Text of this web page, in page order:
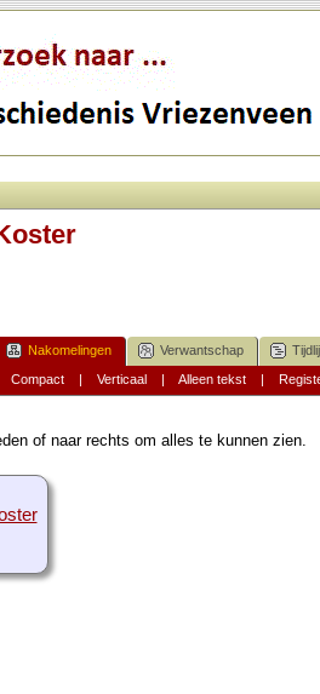
Nakomelingen Verwantschap
Compact| Verticaal| Alleen tekst|
of naar rechts om alles te kunnen zien.